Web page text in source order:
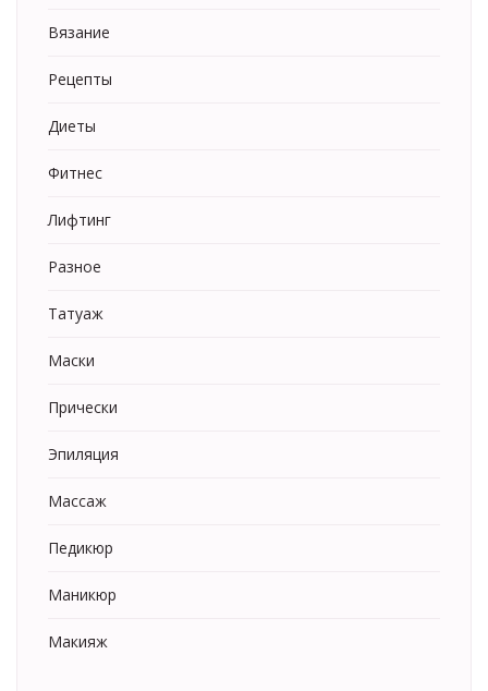
Вязание
Рецепты
Диеты
Фитнес
Лифтинг
Разное
Татуаж
Маски
Прически
Эпиляция
Массаж
Педикюр
Маникюр
Макияж